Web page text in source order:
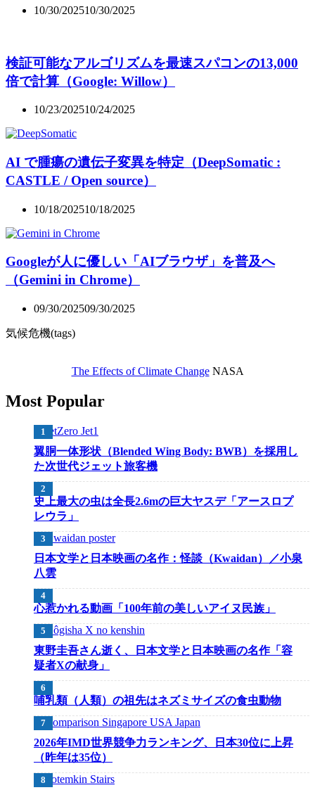
10/30/202510/30/2025
検証可能なアルゴリズムを最速スパコンの13,000
倍で計算（Google: Willow）
10/23/202510/24/2025
AI で腫瘍の遺伝子変異を特定（DeepSomatic :
CASTLE / Open source）
10/18/202510/18/2025
Googleが人に優しい「AIブラウザ」を普及へ
（Gemini in Chrome）
09/30/202509/30/2025
気候危機(tags)
The Effects of Climate ChangeNASA
Most Popular
翼胴一体形状（Blended Wing Body: BWB）を採用し
た次世代ジェット旅客機
史上最大の虫は全長2.6mの巨大ヤスデ「アースロプ
レウラ」
日本文学と日本映画の名作：怪談（Kwaidan）／小泉
八雲
心惹かれる動画「100年前の美しいアイヌ民族」
東野圭吾さん逝く、日本文学と日本映画の名作「容
疑者Xの献身」
哺乳類（人類）の祖先はネズミサイズの食虫動物
2026年IMD世界競争力ランキング、日本30位に上昇
（昨年は35位）